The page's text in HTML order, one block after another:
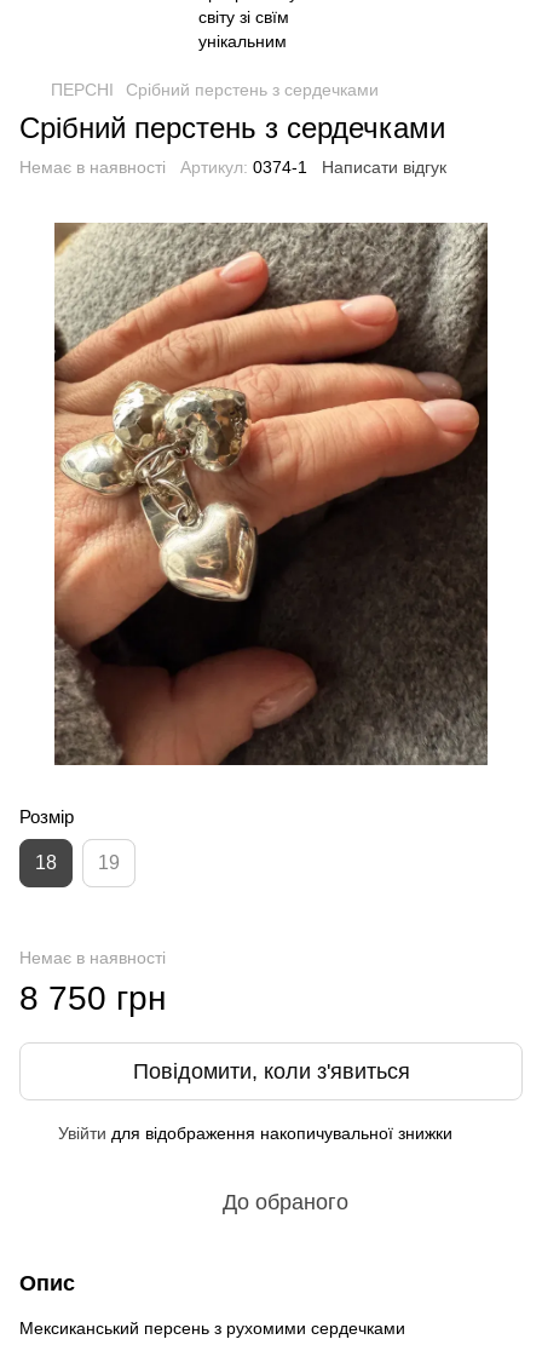
ПЕРСНІ Срібний перстень з сердечками
Срібний перстень з сердечками
Немає в наявності Артикул: 0374-1 Написати відгук
Розмір
18 19
Немає в наявності
8 750 грн
Повідомити, коли з'явиться
Увійти для відображення накопичувальної знижки
До обраного
Опис
Мексиканський персень з рухомими сердечками